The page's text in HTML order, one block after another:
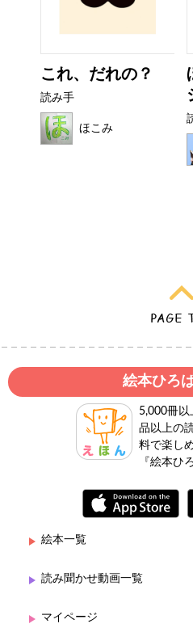
これ、だれの？
読み手
ほこみ
絵本ひろ
5,000冊
品以上の
料で楽し
『絵本ひ
絵本一覧
読み聞かせ動画一覧
マイページ